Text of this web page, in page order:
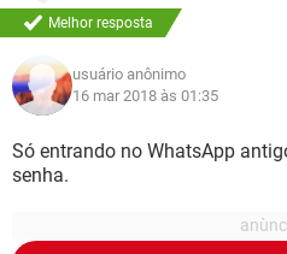
Melhor resposta
usuário anônimo
16 mar 2018 às 01:35
Só entrando no WhatsApp
senha.